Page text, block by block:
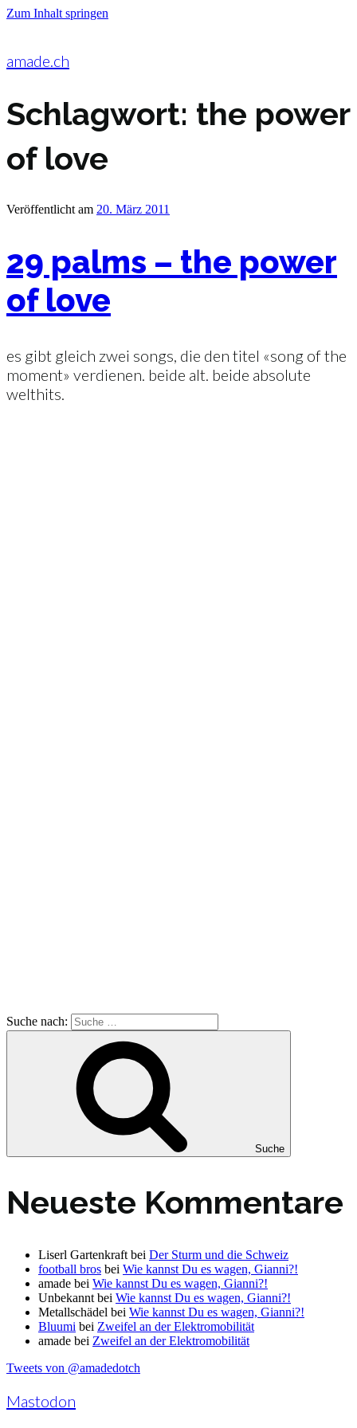
Zum Inhalt springen
amade.ch
Schlagwort: the power
of love
Veröffentlicht am 20. März 2011
29 palms – the power
of love
es gibt gleich zwei songs, die den titel «song of the
moment» verdienen. beide alt. beide absolute
welthits.
Suche nach:
Suche
Neueste Kommentare
Liserl Gartenkraft bei Der Sturm und die Schweiz
football bros bei Wie kannst Du es wagen, Gianni?!
amade bei Wie kannst Du es wagen, Gianni?!
Unbekannt bei Wie kannst Du es wagen, Gianni?!
Metallschädel bei Wie kannst Du es wagen, Gianni?!
Bluumi bei Zweifel an der Elektromobilität
amade bei Zweifel an der Elektromobilität
Tweets von @amadedotch
Mastodon